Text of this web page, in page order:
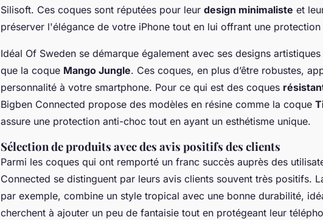
Silisoft. Ces coques sont réputées pour leur design minimaliste et
préserver l'élégance de votre iPhone tout en lui offrant une
Idéal Of Sweden se démarque également avec ses designs
que la coque Mango Jungle. Ces coques, en plus d’être robustes,
personnalité à votre smartphone. Pour ce qui est des coques
Bigben Connected propose des modèles en résine comme la coque
assure une protection anti-choc tout en ayant un esthétisme unique.
Sélection de produits avec des avis positifs des clients
Parmi les coques qui ont remporté un franc succès auprès des
Connected se distinguent par leurs avis clients souvent très positifs.
par exemple, combine un style tropical avec une bonne durabilité,
cherchent à ajouter un peu de fantaisie tout en protégeant leur